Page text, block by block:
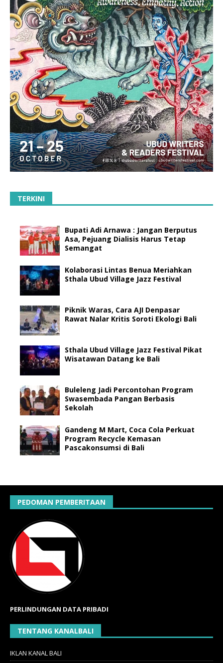
TERKINI
Bupati Adi Arnawa : Jangan Berputus
Asa, Pejuang Dialisis Harus Tetap
Semangat
Kolaborasi Lintas Benua Meriahkan
Sthala Ubud Village Jazz Festival
Piknik Waras, Cara AJI Denpasar
Rawat Nalar Kritis Soroti Ekologi Bali
Sthala Ubud Village Jazz Festival Pikat
Wisatawan Datang ke Bali
Buleleng Jadi Percontohan Program
Swasembada Pangan Berbasis
Sekolah
Gandeng M Mart, Coca Cola Perkuat
Program Recycle Kemasan
Pascakonsumsi di Bali
PEDOMAN PEMBERITAAN
PERLINDUNGAN DATA PRIBADI
TENTANG KANALBALI
IKLAN KANAL BALI